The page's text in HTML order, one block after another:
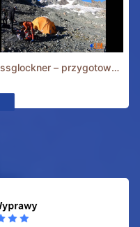
Grossglockner – przygotowania